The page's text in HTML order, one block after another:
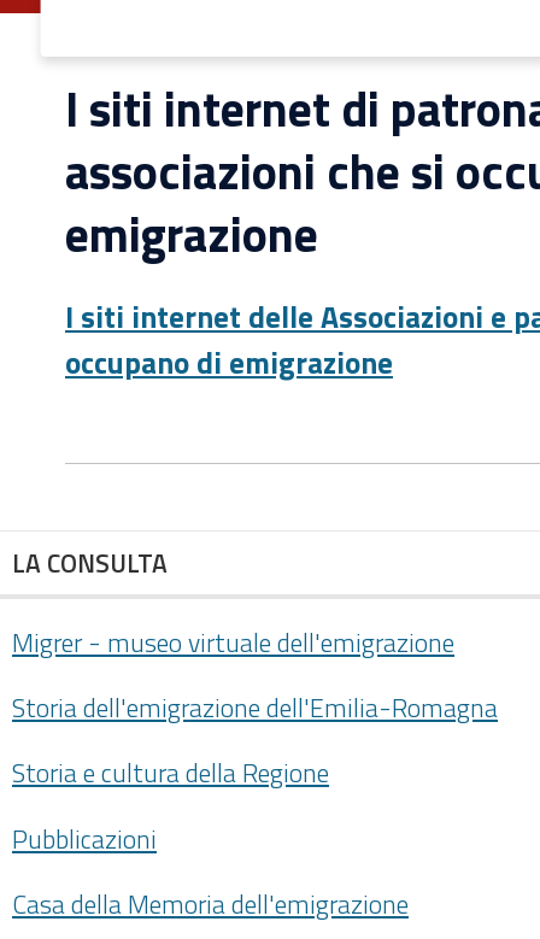
I siti internet di
associazioni che si
emigrazione
I siti internet delle Associazioni e
occupano di emigrazione
LA CONSULTA
Migrer - museo virtuale dell'emigrazione
Storia dell'emigrazione dell'Emilia-Romagna
Storia e cultura della Regione
Pubblicazioni
Casa della Memoria dell'emigrazione